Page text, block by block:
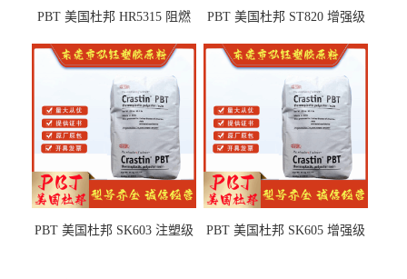
PBT 美国杜邦 HR5315 阻燃
部件
PBT 美国杜邦 ST820 增强级
PBT 美国杜邦 SK603 注塑级
PBT 美国杜邦 SK605 增强级